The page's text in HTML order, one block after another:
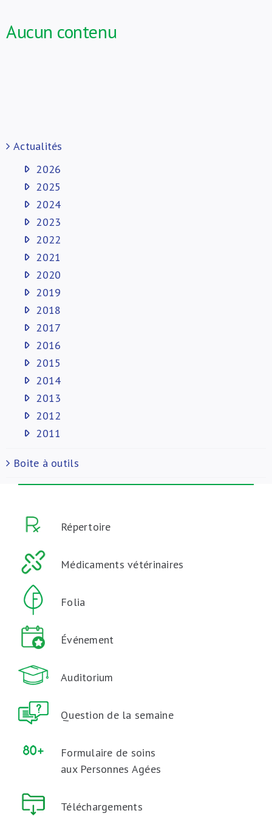
Aucun contenu
Actualités
2026
2025
2024
2023
2022
2021
2020
2019
2018
2017
2016
2015
2014
2013
2012
2011
Boite à outils
Répertoire
Médicaments vétérinaires
Folia
Événement
Auditorium
Question de la semaine
Formulaire de soins
aux Personnes Agées
Téléchargements